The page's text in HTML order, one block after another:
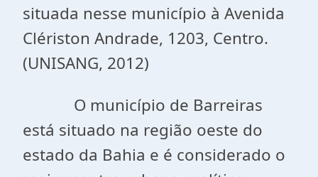
situada nesse município à Avenida
Clériston Andrade, 1203, Centro.
(UNISANG, 2012)
O município de Barreiras
está situado na região oeste do
estado da Bahia e é considerado o